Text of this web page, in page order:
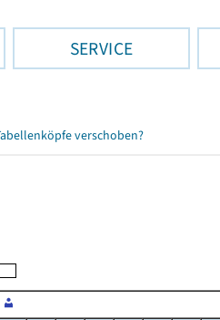
SERVICE
verschoben?